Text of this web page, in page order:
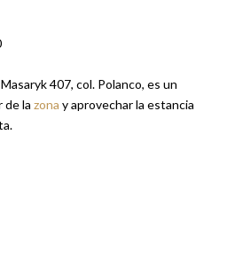
407, col. Polanco, es un
de la zona y aprovechar la estancia